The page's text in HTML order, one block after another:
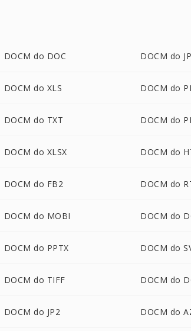
DOCM do DOC DOCM do
DOCM do XLS DOCM do
DOCM do TXT DOCM do
DOCM do XLSX DOCM do
DOCM do FB2 DOCM do
DOCM do MOBI DOCM do
DOCM do PPTX DOCM do
DOCM do TIFF DOCM do
DOCM do JP2 DOCM do